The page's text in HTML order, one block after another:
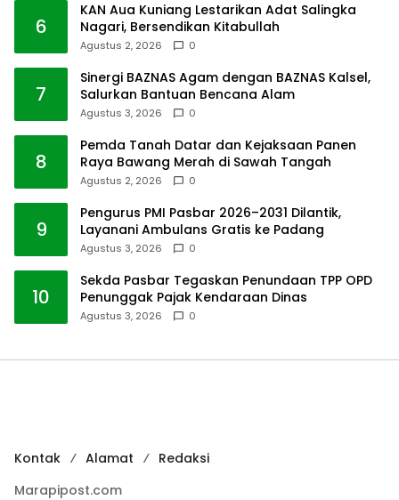
6
KAN Aua Kuniang Lestarikan Adat Salingka
Nagari, Bersendikan Kitabullah
Agustus 2, 2026 0
7
Sinergi BAZNAS Agam dengan BAZNAS Kalsel,
Salurkan Bantuan Bencana Alam
Agustus 3, 2026 0
8
Pemda Tanah Datar dan Kejaksaan Panen
Raya Bawang Merah di Sawah Tangah
Agustus 2, 2026 0
9
Pengurus PMI Pasbar 2026–2031 Dilantik,
Layanani Ambulans Gratis ke Padang
Agustus 3, 2026 0
10
Sekda Pasbar Tegaskan Penundaan TPP OPD
Penunggak Pajak Kendaraan Dinas
Agustus 3, 2026 0
Kontak Alamat
Redaksi
Marapipost.com